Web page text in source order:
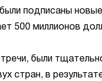
подписаны
500 миллионов
были
стран, в